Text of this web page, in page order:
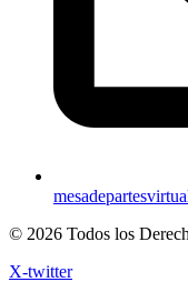
© 2026 Todos los
X-twitter